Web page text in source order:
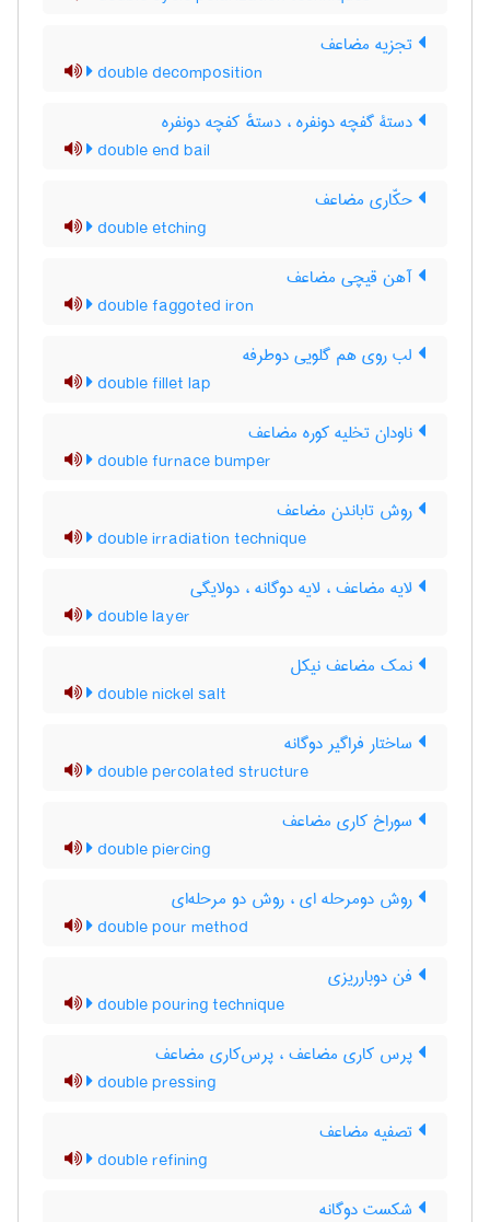
تجزیه مضاعف
double decomposition
دستۀ گفچه دونفره ، دستهٔ کفچه دونفره
double end bail
حکّاری مضاعف
double etching
آهن قیچی مضاعف
double faggoted iron
لب روی هم گلویی دوطرفه
double fillet lap
ناودان تخلیه کوره مضاعف
double furnace bumper
روش تاباندن مضاعف
double irradiation technique
لایه مضاعف ، لایه دوگانه ، دولایگی
double layer
نمک مضاعف نیکل
double nickel salt
ساختار فراگیر دوگانه
double percolated structure
سوراخ کاری مضاعف
double piercing
روش دومرحله ای ، روش دو مرحله‌ای
double pour method
فن دوبارریزی
double pouring technique
پرس کاری مضاعف ، پرس‌کاری مضاعف
double pressing
تصفیه مضاعف
double refining
شکست دوگانه